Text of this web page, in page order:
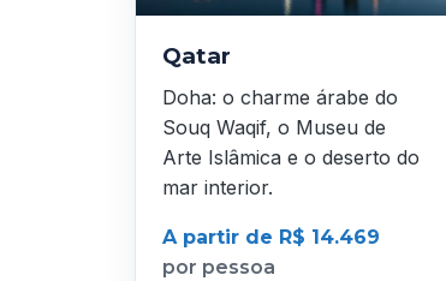
Qatar
Doha: o charme árabe do
Souq Waqif, o Museu de
Arte Islâmica e o deserto do
mar interior.
A partir de R$ 14.469
por pessoa